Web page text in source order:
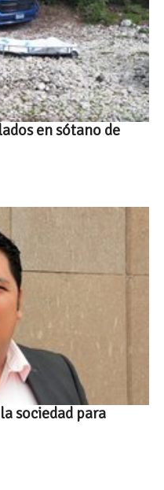
en sótano de
sociedad para